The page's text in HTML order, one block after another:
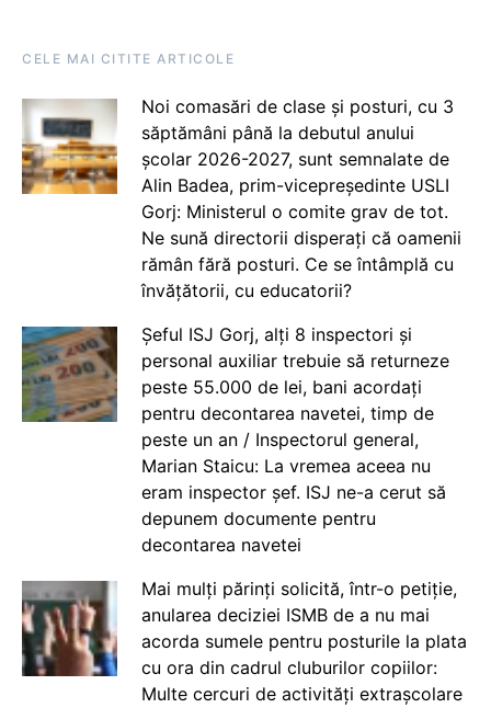
CELE MAI CITITE ARTICOLE
Noi comasări de clase și posturi, cu 3
săptămâni până la debutul anului
școlar 2026-2027, sunt semnalate de
Alin Badea, prim-vicepreședinte USLI
Gorj: Ministerul o comite grav de tot.
Ne sună directorii disperați că oamenii
rămân fără posturi. Ce se întâmplă cu
învățătorii, cu educatorii?
Șeful ISJ Gorj, alți 8 inspectori și
personal auxiliar trebuie să returneze
peste 55.000 de lei, bani acordați
pentru decontarea navetei, timp de
peste un an / Inspectorul general,
Marian Staicu: La vremea aceea nu
eram inspector șef. ISJ ne-a cerut să
depunem documente pentru
decontarea navetei
Mai mulți părinți solicită, într-o petiție,
anularea deciziei ISMB de a nu mai
acorda sumele pentru posturile la plata
cu ora din cadrul cluburilor copiilor:
Multe cercuri de activități extrașcolare